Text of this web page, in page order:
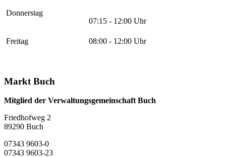
Donnerstag
07:15 - 12:00 Uhr
Freitag 08:00 - 12:00 Uhr
Markt Buch
Mitglied der Verwaltungsgemeinschaft Buch
Friedhofweg 2
89290 Buch
07343 9603-0
07343 9603-23